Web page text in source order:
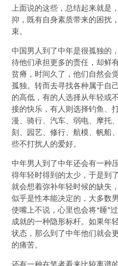
上面说的这些，总结起来就是
抑，既有自身素质带来的困扰
束。
中国男人到了中年是很孤独的
待他们承担更多的责任，却鲜
贫瘠，时间久了，他们自然会
孤独。转而去寻找各种属于自
的高低，有的人选择从年轻或
接的快乐，有人则选择钓鱼、
漫、骑行、汽车、弱电、摩托
刻、园艺、修行、航模、帆船
些不打扰人的爱好。
中年男人到了中年还会有一种
得年轻时得到的太少，于是到
就会想着弥补年轻时候的缺失
似乎是性本能决定的，大多数
使嘴上不说，心里也会将“睡”
成就的一种隐形标杆。如果年
状态，那么到了中年他们就会
的痛苦。